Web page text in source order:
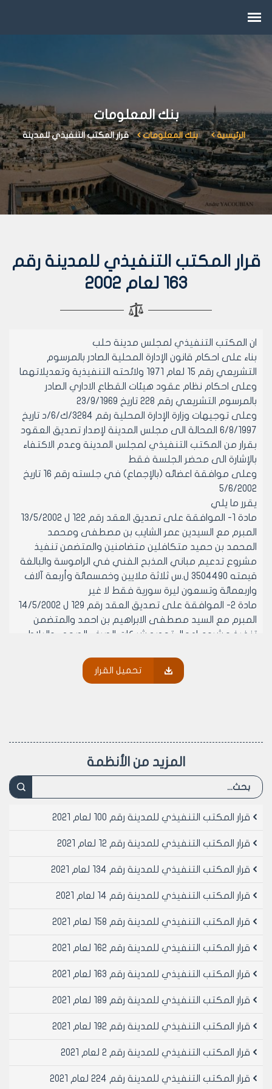
بنك المعلومات
الرئيسية بنك المعلومات قرار المكتب التنفيذي للمدينة
قرار المكتب التنفيذي للمدينة رقم
163 لعام 2002
ان المكتب التنفيذي لمجلس مدينة حلب
بناء على احكام قانون الإدارة المحلية الصادر بالمرسوم
التشريعي رقم 15 لعام 1971 ولائحته التنفيذية وتعديلاتهما
وعلى احكام نظام عقود هيئات القطاع الاداري الصادر
بالمرسوم التشريعي رقم 228 تاريخ 23/9/1969
وعلى توجيهات وزارة الإدارة المحلية رقم 3284/ك/6/د تاريخ
6/8/1997 المحالة الى مجلس المدينة لإصدار تصديق العقود
بقرار من المكتب التنفيذي لمجلس المدينة وعدم الاكتفاء
بالإشارة الى محضر الجلسة فقط
وعلى موافقة اعضائه (بالإجماع) في جلسته رقم 16 تاريخ
5/6/2002
يقرر ما يلي
مادة 1- الموافقة على تصديق العقد رقم 122 ل 13/5/2002
المبرم مع السيدين عمر الشايب بن مصطفى ومحمد
المحمد بن حميد متكافلين متضامنين والمتضمن تنفيذ
مشروع تدعيم مباني المذبح الفني في الراموسة والبالغة
قيمته 3504490 ل.س ثلاثة ملايين وخمسمائة وأربعة آلاف
واربعمائة وتسعون ليرة سورية فقط لا غير
مادة 2- الموافقة على تصديق العقد رقم 129 ل 14/5/2002
المبرم مع السيد مصطفى الابراهيم بن احمد والمتضمن
تنفيذ مشروع اعمال تجديد شبكات الصرف الصحي والبلاط
9246773 ل.س تسعة واربعون الفا وسبعمائة وثلاثة وسبعون
ليرة سورية فقط لا غير
ل.س أربعة ملايين وثمانمائة وثمانية آلاف واربعمائة وثمان
تنفيذ مشروع تعزيل وصيانة المصافي المطرية مع الوصلات
في مختلف شوارع المدينة عام 2002 مرحله ثانية (هنانو –
505448 ل.س خمسمائة وخمسة آلاف واربعمائة وثماني
مادة 5- الموافقة على تصديق العقد رقم 155 ل 1/6/2002
تنفيذ مشروع تعزيل وصيانة المصافي المطرية مع الوصلات
باب النيرب – السليمانية – حلب الجديدة) والبالغة قيمته
505448 ل.س خمسمائة وخمسة آلاف واربعمائة وثماني
مادة 6- الموافقة على تصديق العقد رقم 156 ل 2/6/2002
العبدان بن عثمان متكافلين متضامنين والمتضمن تنفيذ
2002 مرحلة اولى (بستان الباشا - الأشرفية شارع الضبيط -
مدرسة نابلس كرم السلطان - بوابة السنكري - جامع العبارة)
تحميل القرار
المزيد من الأنظمة
قرار المكتب التنفيذي للمدينة رقم 100 لعام 2021
قرار المكتب التنفيذي للمدينة رقم 12 لعام 2021
قرار المكتب التنفيذي للمدينة رقم 134 لعام 2021
قرار المكتب التنفيذي للمدينة رقم 14 لعام 2021
قرار المكتب التنفيذي للمدينة رقم 158 لعام 2021
قرار المكتب التنفيذي للمدينة رقم 162 لعام 2021
قرار المكتب التنفيذي للمدينة رقم 163 لعام 2021
قرار المكتب التنفيذي للمدينة رقم 189 لعام 2021
قرار المكتب التنفيذي للمدينة رقم 192 لعام 2021
قرار المكتب التنفيذي للمدينة رقم 2 لعام 2021
قرار المكتب التنفيذي للمدينة رقم 224 لعام 2021